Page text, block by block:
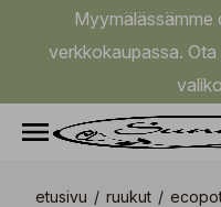
Myymälässämme
verkkokaupassa.
etusivu / ruukut /